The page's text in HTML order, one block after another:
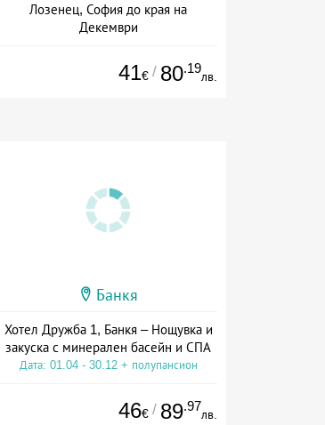
Лозенец, София до края на
Декември
41€ / 80.19
лв.
Банкя
Хотел Дружба 1, Банкя – Нощувка и
закуска с минерален басейн и СПА
Дата: 01.04 - 30.12 + полупансион
46€ / 89.97
лв.